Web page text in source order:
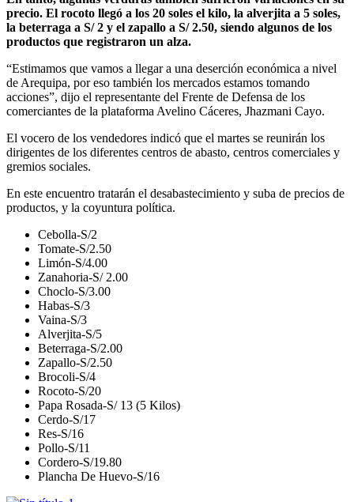
precio. El rocoto llegó a los 20 soles el kilo, la alverjita a 5 soles,
la beterraga a S/ 2 y el zapallo a S/ 2.50, siendo algunos de los
productos que registraron un alza.
“Estimamos que vamos a llegar a una deserción económica a nivel
de Arequipa, por eso también los mercados estamos tomando
acciones”, dijo el representante del Frente de Defensa de los
comerciantes de la plataforma Avelino Cáceres, Jhazmani Cayo.
El vocero de los vendedores indicó que el martes se reunirán los
dirigentes de los diferentes centros de abasto, centros comerciales y
gremios sociales.
En este encuentro tratarán el desabastecimiento y suba de precios de
productos, y la coyuntura política.
Cebolla-S/2
Tomate-S/2.50
Limón-S/4.00
Zanahoria-S/ 2.00
Choclo-S/3.00
Habas-S/3
Vaina-S/3
Alverjita-S/5
Beterraga-S/2.00
Zapallo-S/2.50
Brocoli-S/4
Rocoto-S/20
Papa Rosada-S/ 13 (5 Kilos)
Cerdo-S/17
Res-S/16
Pollo-S/11
Cordero-S/19.80
Plancha De Huevo-S/16